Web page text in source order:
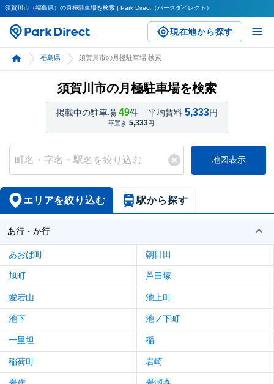
須賀川市（福島県）の月極駐車場を検索 | Park Direct（パークダイレクト）
現在地から探す
福島県 須賀川市の月極駐車場 検索
須賀川市の月極駐車場を検索
掲載中の駐車場 49件 平均賃料 5,333円
平置き 5,333円
地図表示
エリアを絞り込む 駅から探す
あ行・か行
あおば町 朝日田
旭町 芦田塚
愛宕山 池上町
池下 池ノ下町
一里坦 稲
稲荷町 岩崎